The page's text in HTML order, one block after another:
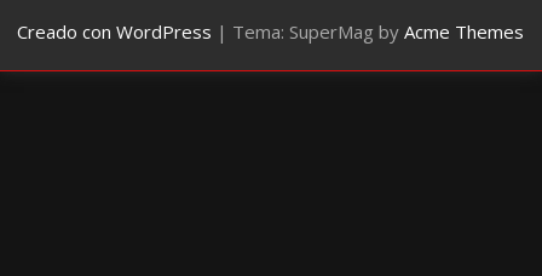
Creado con WordPress | Tema: SuperMag byAcme Themes